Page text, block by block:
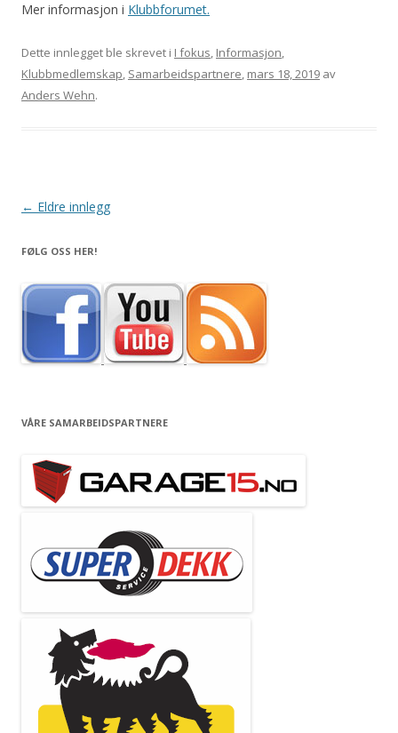
Mer informasjon i Klubbforumet.
Dette innlegget ble skrevet i I fokus, Informasjon,
Klubbmedlemskap, Samarbeidspartnere, mars 18, 2019 av
Anders Wehn.
Innleggsnavigasjon
← Eldre innlegg
FØLG OSS HER!
VÅRE SAMARBEIDSPARTNERE